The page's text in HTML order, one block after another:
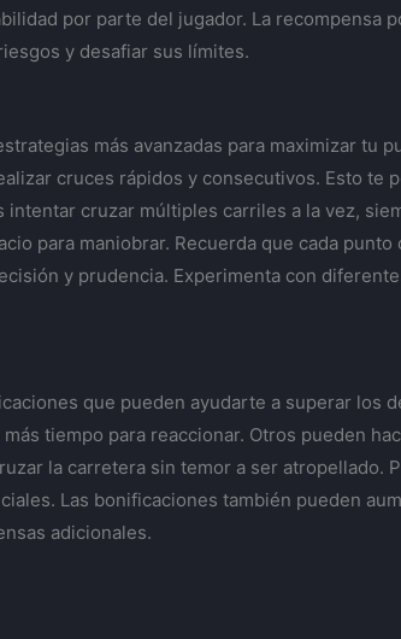
por parte del jugador. La recompensa
y desafiar sus límites.
más avanzadas para maximizar tu
cruces rápidos y consecutivos. Esto te
cruzar múltiples carriles a la vez,
para maniobrar. Recuerda que cada punto
y prudencia. Experimenta con
que pueden ayudarte a superar los
tiempo para reaccionar. Otros pueden
la carretera sin temor a ser atropellado.
Las bonificaciones también pueden
adicionales.